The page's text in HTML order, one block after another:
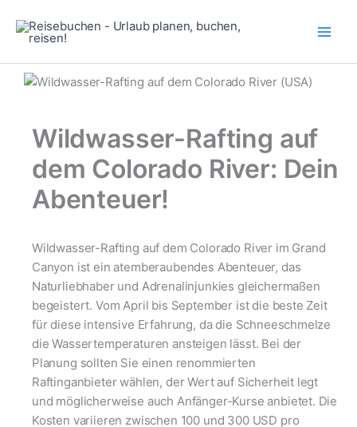
Inhalt
springen
Wildwasser-Rafting auf
dem Colorado River: Dein
Abenteuer!
Wildwasser-Rafting auf dem Colorado River im Grand
Canyon ist ein atemberaubendes Abenteuer, das
Naturliebhaber und Adrenalinjunkies gleichermaßen
begeistert. Vom April bis September ist die beste Zeit
für diese intensive Erfahrung, da die Schneeschmelze
die Wassertemperaturen ansteigen lässt. Bei der
Planung sollten Sie einen renommierten
Raftinganbieter wählen, der Wert auf Sicherheit legt
und möglicherweise auch Anfänger-Kurse anbietet. Die
Kosten variieren zwischen 100 und 300 USD pro